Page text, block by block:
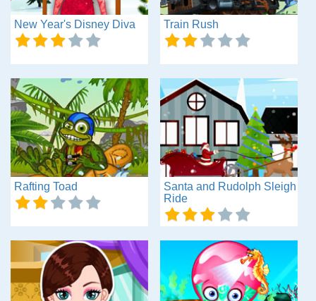
New Year's Disney Diva Train Rush
Rafting Toad
Santa and Rudolph Sleigh
Ride